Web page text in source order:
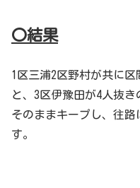
〇結果
1区三浦2区野村が共に
と、3区伊豫田が4人抜
そのままキープし、往
す。